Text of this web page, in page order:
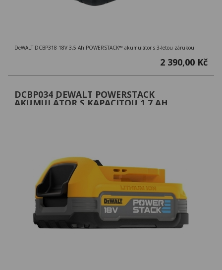
DeWALT DCBP318 18V 3,5 Ah POWERSTACK™ akumulátor s 3-letou zárukou
2 390,00 Kč
DCBP034 DEWALT POWERSTACK
AKUMULÁTOR S KAPACITOU 1,7 AH